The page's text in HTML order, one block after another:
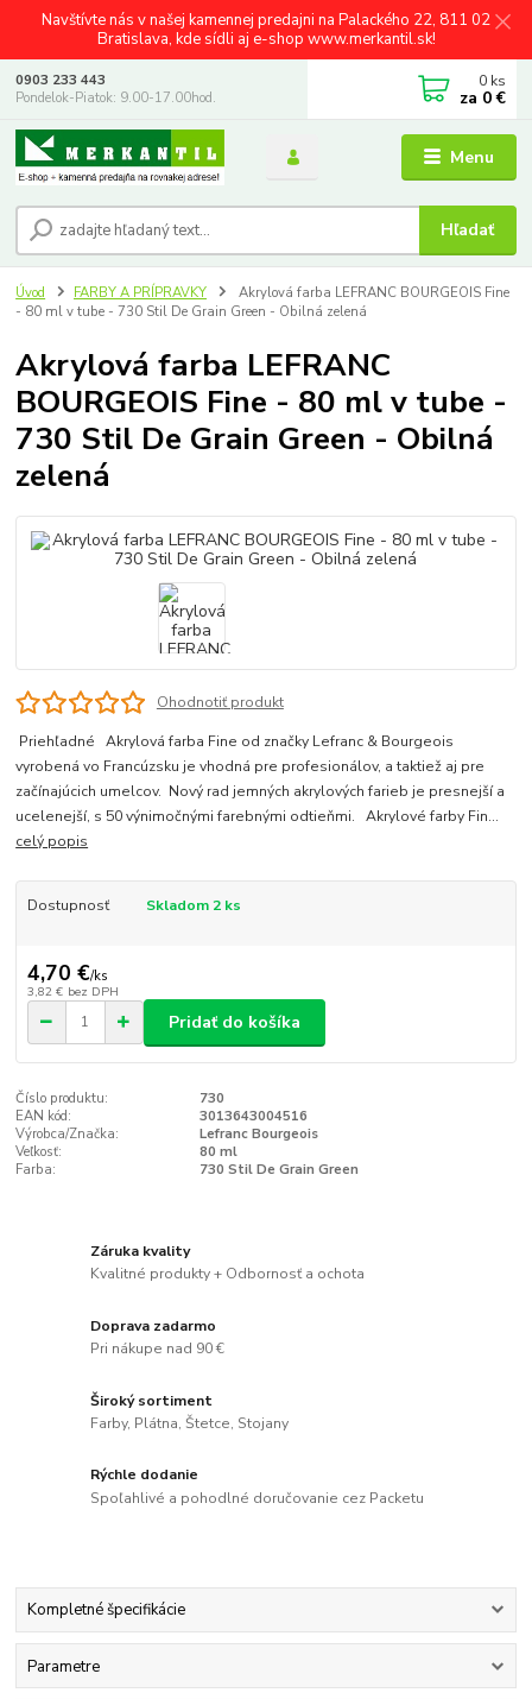
Navštívte nás v našej kamennej predajni na Palackého 22, 811 02
Bratislava, kde sídli aj e-shop www.merkantil.sk!
Menu
Hľadať
0903 233 443
Pondelok-Piatok: 9.00-17.00hod.
0 ks
za 0 €
Úvod FARBY A PRÍPRAVKY
Akrylová farba LEFRANC BOURGEOIS Fine
- 80 ml v tube - 730 Stil De Grain Green - Obilná zelená
Akrylová farba LEFRANC
BOURGEOIS Fine - 80 ml v tube -
730 Stil De Grain Green - Obilná
zelená
Ohodnotiť produkt
Priehľadné Akrylová farba Fine od značky Lefranc & Bourgeois
vyrobená vo Francúzsku je vhodná pre profesionálov, a taktiež aj pre
začínajúcich umelcov. Nový rad jemných akrylových farieb je presnejší a
ucelenejší, s 50 výnimočnými farebnými odtieňmi. Akrylové farby Fin...
celý popis
Dostupnosť Skladom 2 ks
4,70 €/ks
3,82 € bez DPH
Pridať do košíka
Číslo produktu:
730
EAN kód:
3013643004516
Výrobca/Značka:
Lefranc Bourgeois
Veľkosť:
80 ml
Farba:
730 Stil De Grain Green
Záruka kvality
Kvalitné produkty + Odbornosť a ochota
Doprava zadarmo
Pri nákupe nad 90 €
Široký sortiment
Farby, Plátna, Štetce, Stojany
Rýchle dodanie
Spoľahlivé a pohodlné doručovanie cez Packetu
Kompletné špecifikácie
Parametre